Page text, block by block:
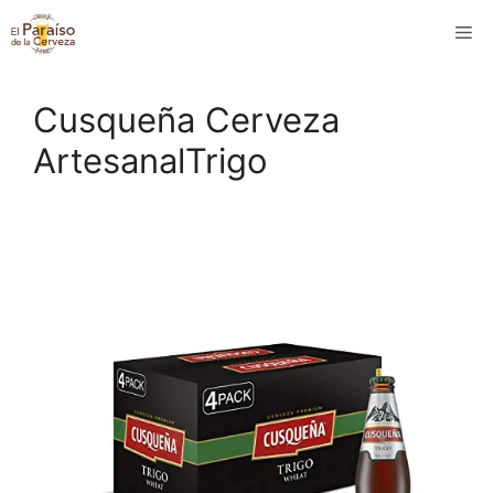
Saltar
al
Cusqueña Cerveza
ArtesanalTrigo